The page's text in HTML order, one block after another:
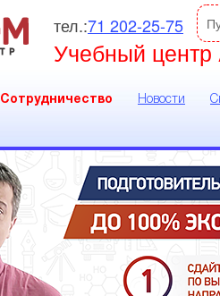
тел.:71 202-25-75
Учебный центр
Сотрудничество Новости